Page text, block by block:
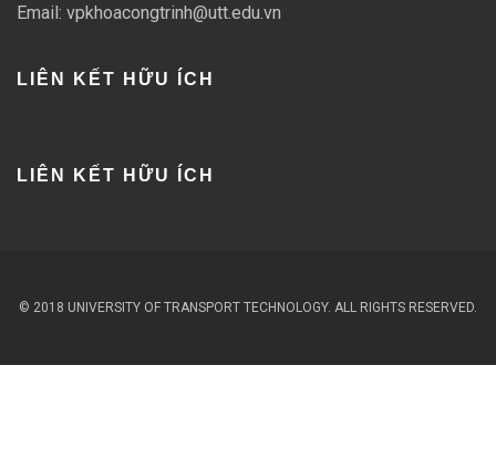
Email: vpkhoacongtrinh@utt.edu.vn
LIÊN KẾT HỮU ÍCH
LIÊN KẾT HỮU ÍCH
© 2018 UNIVERSITY OF TRANSPORT TECHNOLOGY. ALL RIGHTS RESERVED.